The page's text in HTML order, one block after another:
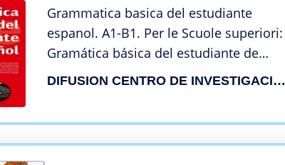
Grammatica basica del estudiante
espanol. A1-B1. Per le Scuole superiori:
Gramática básica del estudiante de
español A1-A2-B1
DIFUSION CENTRO DE INVESTIGACION Y PUBLICACIONES DE IDIOMAS S.L.